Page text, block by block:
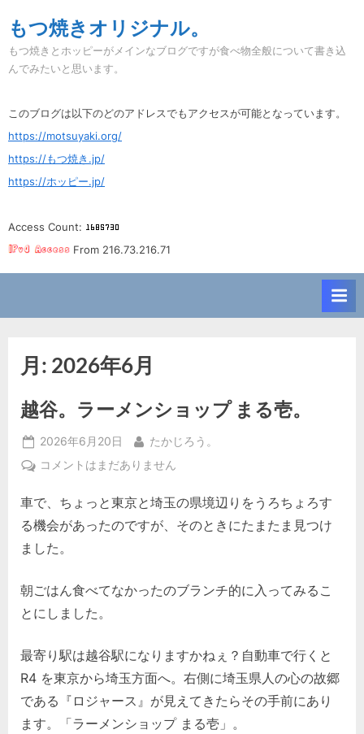
to
content
もつ焼きオリジナル。
もつ焼きとホッピーがメインなブログですが食べ物全般について書き込
んでみたいと思います。
このブログは以下のどのアドレスでもアクセスが可能となっています。
https://motsuyaki.org/
https://もつ焼き.jp/
https://ホッピー.jp/
Access Count:
From 216.73.216.71
月: 2026年6月
越谷。ラーメンショップ まる壱。
Posted
on
2026年6月20日 By
たかじろう。
越
ラ
ー
ン
ョ
ッ
ま
壱。
へ
の
コメントはまだありません
車で、ちょっと東京と埼玉の県境辺りをうろちょろす
る機会があったのですが、そのときにたまたま見つけ
ました。
朝ごはん食べてなかったのブランチ的に入ってみるこ
とにしました。
最寄り駅は越谷駅になりますかねぇ？自動車で行くと
R4 を東京から埼玉方面へ。右側に埼玉県人の心の故郷
である『ロジャース』が見えてきたらその手前にあり
ます。「ラーメンショップ まる壱」。